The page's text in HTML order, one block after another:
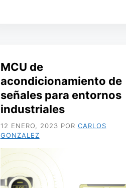
MCU de
acondicionamiento de
señales para entornos
industriales
12 ENERO, 2023 POR CARLOS
GONZALEZ